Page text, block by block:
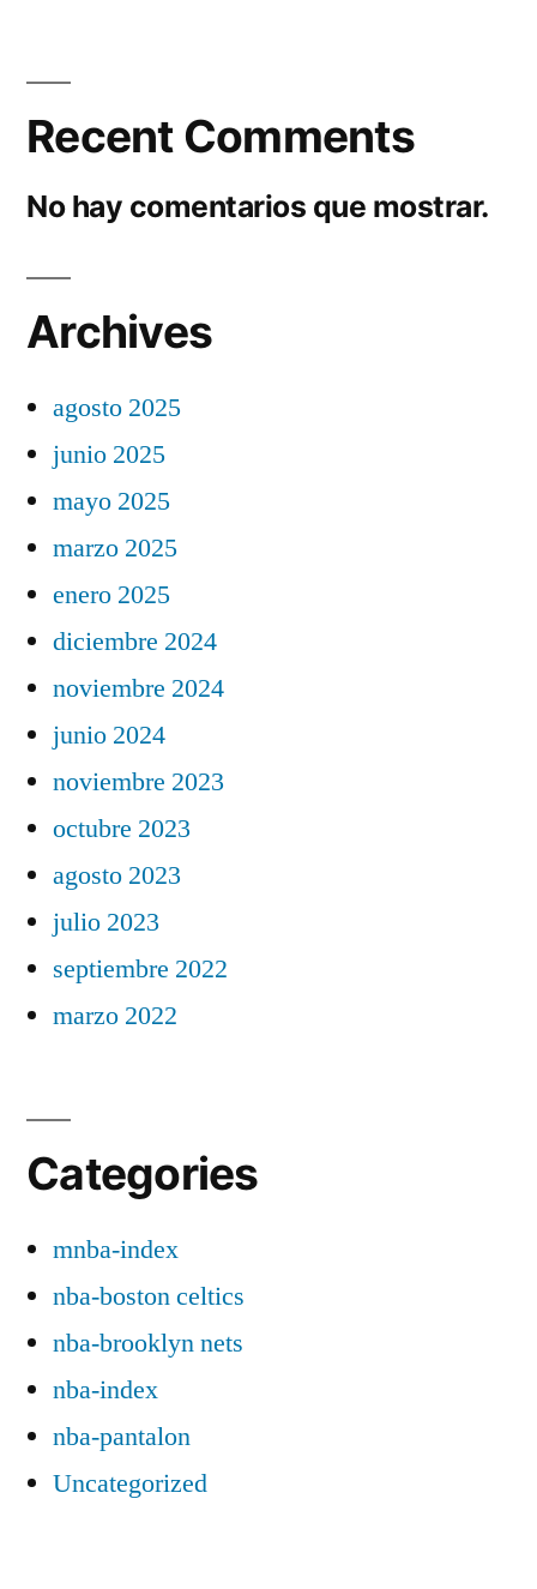
Recent Comments
No hay comentarios que mostrar.
Archives
agosto 2025
junio 2025
mayo 2025
marzo 2025
enero 2025
diciembre 2024
noviembre 2024
junio 2024
noviembre 2023
octubre 2023
agosto 2023
julio 2023
septiembre 2022
marzo 2022
Categories
mnba-index
nba-boston celtics
nba-brooklyn nets
nba-index
nba-pantalon
Uncategorized